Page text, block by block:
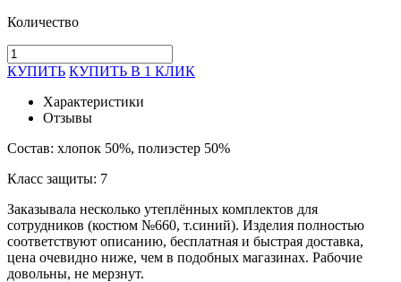
Количество
КУПИТЬ КУПИТЬ В 1 КЛИК
Характеристики
Отзывы
Состав: хлопок 50%, полиэстер 50%
Класс защиты: 7
Заказывала несколько утеплённых комплектов для
сотрудников (костюм №660, т.синий). Изделия полностью
соответствуют описанию, бесплатная и быстрая доставка,
цена очевидно ниже, чем в подобных магазинах. Рабочие
довольны, не мерзнут.